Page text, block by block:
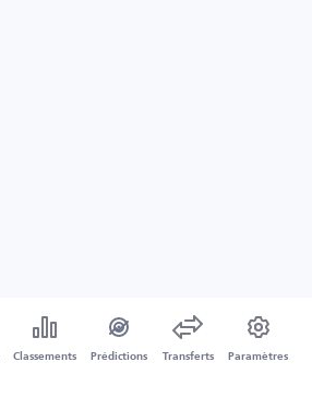
Classements Prédictions Transferts Paramètres